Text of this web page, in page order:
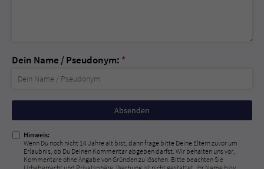
Dein Name / Pseudonym: *
Nicht
ausfüllen!
Hinweis:
Wenn Du noch nicht 14 Jahre alt bist, dann frage bitte Deine Eltern zuvor um
Erlaubnis, ob Du Deinen Kommentar abgeben darfst. Wir behalten uns vor,
Kommentare ohne Angabe von Gründen zu löschen. Bitte beachten Sie